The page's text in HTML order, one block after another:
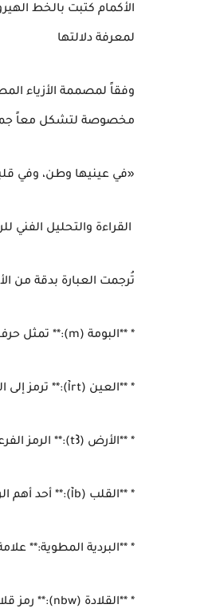
الأكمام كتبت بالخط
لمعرفة دلالتها
وفقاً لمصممة الأزياء
مخصوصة لتشكل معاً جملة
«في عينيها وطن، وفي
القراءة والتحليل الفني
تُرجمت العبارة بدقة من
* **البومة (m):** تمثل حرف الميم، واستُخدمت في السياق اللغوي لتدل على حرف الجر "في".
* **العين (ỉrt):** ترمز إلى العين كعنصر بصري ومجازي يعبر عن الرؤية والاحتضان.
* **الأرض (tꜢ):** الرمز الفرعوني الشهير المعبّر عن "الوطن" أو اليابسة الممتدة.
* **القلب (ỉb):** أحد أهم الرموز التي تعبر عن الوجدان، المشاعر، والذاكرة عند الفراعنة.
* **البردية المطوية:**
* **القلادة (nbw):** رمز قلادة الذهب الشهيرة في النقوش المصرية القديمة وتدل على معدن "الذهب" النفيس.